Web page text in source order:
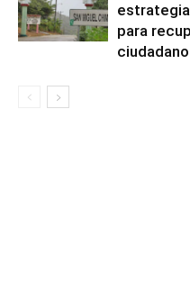
estrategia
para